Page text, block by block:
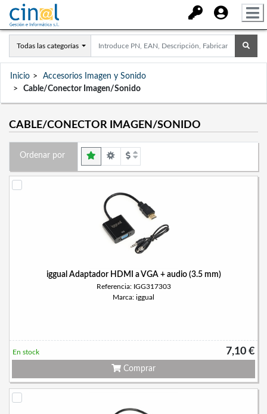
Todas las categorías
Inicio
Accesorios Imagen y Sonido
Cable/Conector Imagen/Sonido
CABLE/CONECTOR IMAGEN/SONIDO
Ordenar por
iggual Adaptador HDMI a VGA + audio (3.5 mm)
Referencia: IGG317303
Marca: iggual
7,10 €
En stock
Comprar